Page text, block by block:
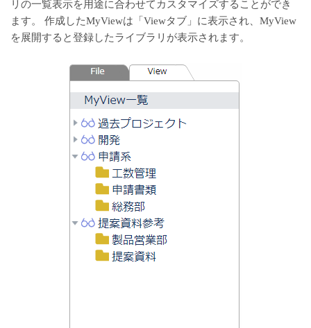
リの一覧表示を用途に合わせてカスタマイズすることができ
ます。 作成したMyViewは「Viewタブ」に表示され、MyView
を展開すると登録したライブラリが表示されます。